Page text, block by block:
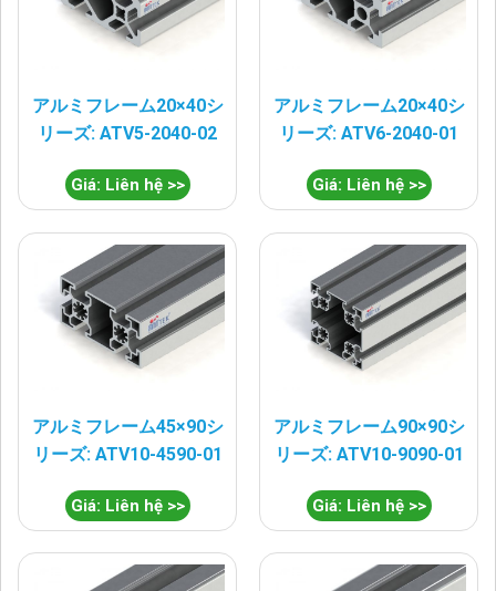
アルミフレーム20×40シ
リーズ: ATV5-2040-02
Giá: Liên hệ >>
アルミフレーム20×40シ
リーズ: ATV6-2040-01
Giá: Liên hệ >>
アルミフレーム45×90シ
リーズ: ATV10-4590-01
Giá: Liên hệ >>
アルミフレーム90×90シ
リーズ: ATV10-9090-01
Giá: Liên hệ >>